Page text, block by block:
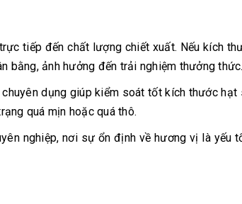
tiếp đến chất lượng chiết xuất. Nếu kích
bằng, ảnh hưởng đến trải nghiệm thưởng thức.
dụng giúp kiểm soát tốt kích thước hạt
quá mịn hoặc quá thô.
nghiệp, nơi sự ổn định về hương vị là yếu